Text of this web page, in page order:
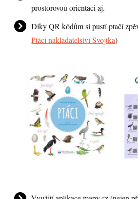
prostorovou orientaci aj.
Díky QR kódům si pustí ptačí
Ptáci nakladatelství Svojtka)